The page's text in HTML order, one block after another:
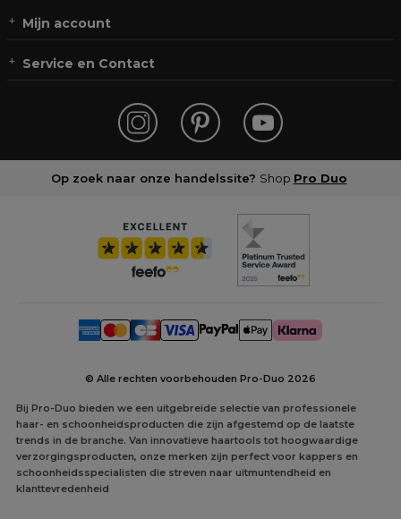
Mijn account
Service en Contact
Op zoek naar onze handelssite? Shop Pro Duo
© Alle rechten voorbehouden Pro-Duo 2026
Bij Pro-Duo bieden we een uitgebreide selectie van professionele
haar- en schoonheidsproducten die zijn afgestemd op de laatste
trends in de branche. Van innovatieve haartools tot hoogwaardige
verzorgingsproducten, onze merken zijn perfect voor kappers en
schoonheidsspecialisten die streven naar uitmuntendheid en
klanttevredenheid